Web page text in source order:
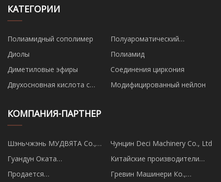
КАТЕГОРИИ
Полиамидный сополимер
Полуароматический
полиамид
Диолы
Полиамид
Диметиловые эфиры
Соединения циркония
Двухосновная кислота с
Модифицированный нейлон
КОМПАНИЯ-ПАРТНЕР
Шэньчжэнь МУДВЯТА Co.,
ООО
Чунцин Deci Machinery Co., Ltd
Гуандун Оката
Интеллектуальный
Китайские производители
автомобильных магнитол
Продается
Гревин Машинери Ко.,